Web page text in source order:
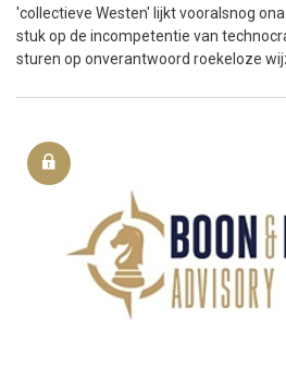
'collectieve Westen' lijkt vooralsnog
stuk op de incompetentie van
sturen op onverantwoord roekeloze